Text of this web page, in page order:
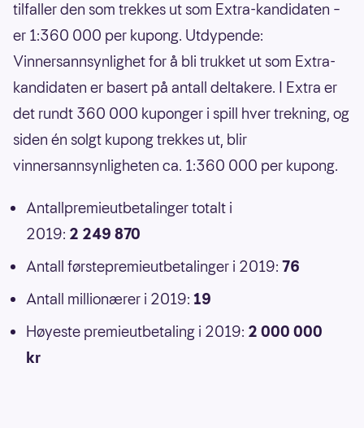
tilfaller den som trekkes ut som Extra-kandidaten –
er 1:360 000 per kupong. Utdypende:
Vinnersannsynlighet for å bli trukket ut som Extra-
kandidaten er basert på antall deltakere. I Extra er
det rundt 360 000 kuponger i spill hver trekning, og
siden én solgt kupong trekkes ut, blir
vinnersannsynligheten ca. 1:360 000 per kupong.
Antallpremieutbetalinger totalt i
2019: 2 249 870
Antall førstepremieutbetalinger i 2019: 76
Antall millionærer i 2019: 19
Høyeste premieutbetaling i 2019: 2 000 000
kr